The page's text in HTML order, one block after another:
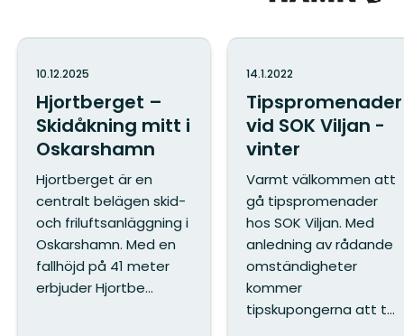
Hjortberget –
Skidåkning mitt i
Oskarshamn
10.12.2025
Hjortberget är en
centralt belägen skid-
och friluftsanläggning i
Oskarshamn. Med en
fallhöjd på 41 meter
erbjuder Hjortbe...
Tipspromenader
vid SOK Viljan -
vinter
14.1.2022
Varmt välkommen att
gå tipspromenader
hos SOK Viljan. Med
anledning av rådande
omständigheter
kommer
tipskupongerna att t...